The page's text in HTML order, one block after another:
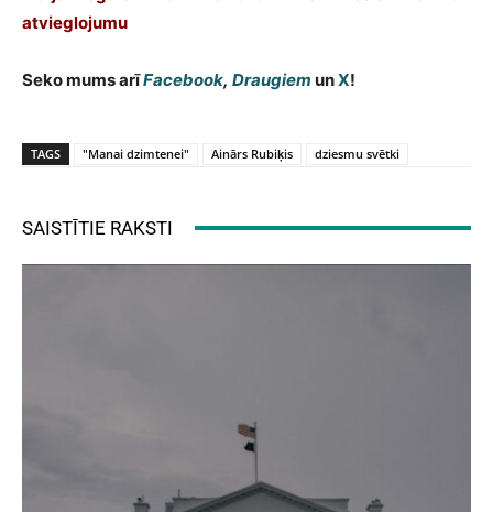
atvieglojumu
Seko mums arīFacebook, Draugiem unX!
TAGS "Manai dzimtenei" Ainārs Rubiķis dziesmu svētki
SAISTĪTIE RAKSTI